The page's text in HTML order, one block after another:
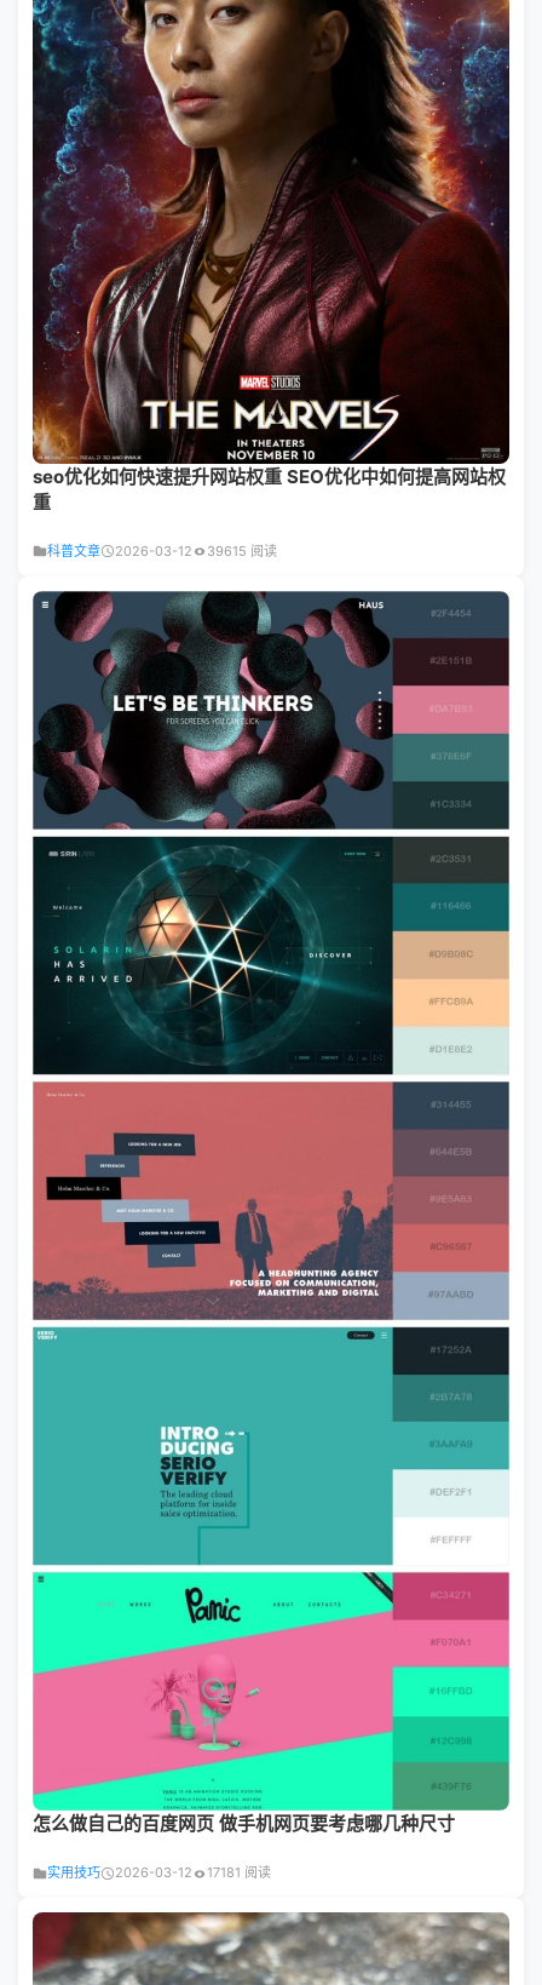
seo优化如何快速提升网站权重 SEO优化中如何提高网站权
重
科普文章 2026-03-12 39615 阅读
怎么做自己的百度网页 做手机网页要考虑哪几种尺寸
实用技巧 2026-03-12 17181 阅读